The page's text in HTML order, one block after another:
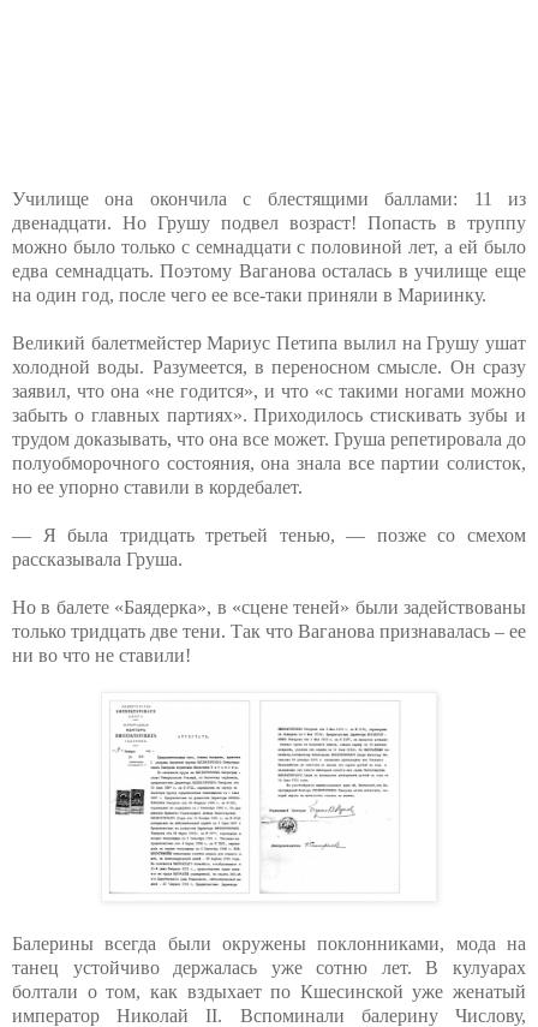
Училище она окончила с блестящими баллами: 11 из
двенадцати. Но Грушу подвел возраст! Попасть в труппу
можно было только с семнадцати с половиной лет, а ей было
едва семнадцать. Поэтому Ваганова осталась в училище еще
на один год, после чего ее все-таки приняли в Мариинку.
Великий балетмейстер Мариус Петипа вылил на Грушу ушат
холодной воды. Разумеется, в переносном смысле. Он сразу
заявил, что она «не годится», и что «с такими ногами можно
забыть о главных партиях». Приходилось стискивать зубы и
трудом доказывать, что она все может. Груша репетировала до
полуобморочного состояния, она знала все партии солисток,
но ее упорно ставили в кордебалет.
— Я была тридцать третьей тенью, — позже со смехом
рассказывала Груша.
Но в балете «Баядерка», в «сцене теней» были задействованы
только тридцать две тени. Так что Ваганова признавалась – ее
ни во что не ставили!
Балерины всегда были окружены поклонниками, мода на
танец устойчиво держалась уже сотню лет. В кулуарах
болтали о том, как вздыхает по Кшесинской уже женатый
император Николай II. Вспоминали балерину Числову,